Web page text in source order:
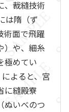
、裁縫技術
は隋（ず
術面で飛躍
）や、細糸
極めてい
よると、宮
に縫殿寮
ぬいべのつ